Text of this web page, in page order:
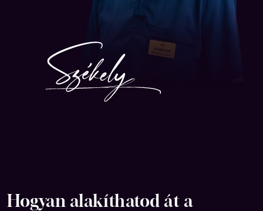
Hogyan alakíthatod át a